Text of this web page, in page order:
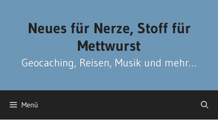
Neues für Nerze, Stoff für
Mettwurst
Geocaching, Reisen, Musik und mehr…
Menü